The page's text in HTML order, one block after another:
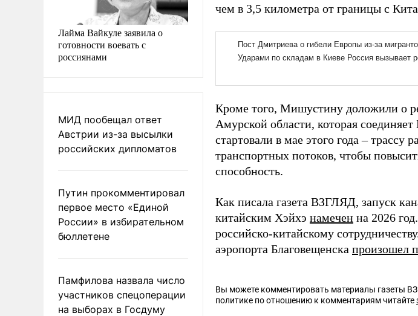
Лайма Вайкуле заявила о
готовности воевать с
россиянами
МИД пообещал ответ
Австрии из-за высылки
российских дипломатов
Путин прокомментировал
первое место «Единой
России» в избирательном
бюллетене
Памфилова назвала число
участников спецоперации
на выборах в Госдуму
чем в 3,5 километра от границы с
Кроме того, Мишустину доложили о
Амурской области, которая
стартовали в мае этого года –
транспортных потоков, чтобы
способность.
Как писала газета ВЗГЛЯД, запуск
китайским Хэйхэ намечен на 2026
российско-китайскому
аэропорта Благовещенска произошел
Вы можете комментировать материалы газеты
политике по отношению к комментариям читайте